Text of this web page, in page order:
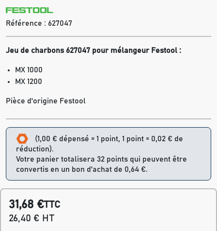
Référence : 627047
Jeu de charbons 627047 pour mélangeur Festool :
MX 1000
MX 1200
Pièce d'origine Festool
(1,00 € dépensé = 1 point, 1 point = 0,02 € de
réduction).
Votre panier totalisera 32 points qui peuvent être
convertis en un bon d'achat de 0,64 €.
31,68 €TTC
26,40 € HT